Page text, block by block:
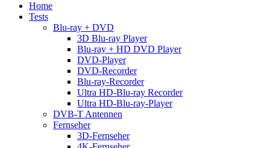
Home
Tests
Blu-ray + DVD
3D Blu-ray Player
Blu-ray + HD DVD Player
DVD-Player
DVD-Recorder
Blu-ray-Recorder
Ultra HD-Blu-ray Recorder
Ultra HD-Blu-ray-Player
DVB-T Antennen
Fernseher
3D-Fernseher